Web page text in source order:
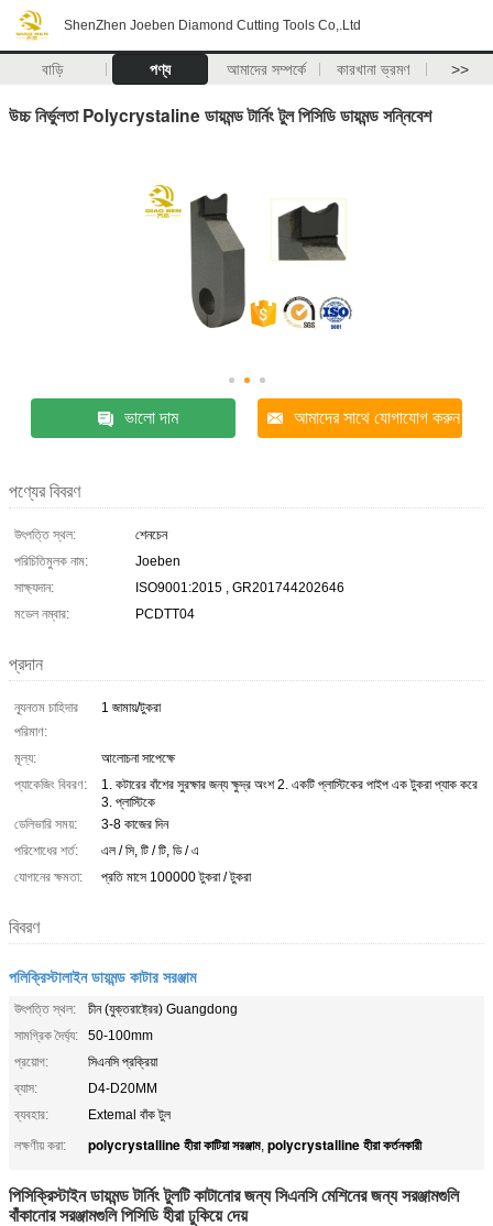
ShenZhen Joeben Diamond Cutting Tools Co,.Ltd
বাড়ি পণ্য আমাদের সম্পর্কে কারখানা ভ্রমণ >>
উচ্চ নির্ভুলতা Polycrystaline ডায়মন্ড টার্নিং টুল পিসিডি ডায়মন্ড সন্নিবেশ
ভালো দাম আমাদের সাথে যোগাযোগ করুন
পণ্যের বিবরণ
উৎপত্তি স্থল:
শেনচেন
পরিচিতিমুলক নাম:
Joeben
সাক্ষ্যদান:
ISO9001:2015 , GR201744202646
মডেল নম্বার:
PCDTT04
প্রদান
ন্যূনতম চাহিদার
পরিমাণ:
1 জামায়/টুকরা
মূল্য:
আলোচনা সাপেক্ষে
প্যাকেজিং বিবরণ:
1. কটারের বাঁশের সুরক্ষার জন্য ক্ষুদ্র অংশ 2. একটি প্লাস্টিকের পাইপ এক টুকরা প্যাক করে
3. প্লাস্টিকে
ডেলিভারি সময়:
3-8 কাজের দিন
পরিশোধের শর্ত:
এল / সি, টি / টি, ডি / এ
যোগানের ক্ষমতা:
প্রতি মাসে 100000 টুকরা / টুকরা
বিবরণ
পলিক্রিস্টালাইন ডায়মন্ড কাটার সরঞ্জাম
উৎপত্তি স্থল:
চীন (যুক্তরাষ্ট্রের) Guangdong
সামগ্রিক দৈর্ঘ্য:
50-100mm
প্রয়োগ:
সিএনসি প্রক্রিয়া
ব্যাস:
D4-D20MM
ব্যবহার:
Extemal বাঁক টুল
লক্ষণীয় করা:
polycrystalline হীরা কাটিয়া সরঞ্জাম, polycrystalline হীরা কর্তনকারী
পিসিক্রিস্টাইন ডায়মন্ড টার্নিং টুলটি কাটানোর জন্য সিএনসি মেশিনের জন্য সরঞ্জামগুলি
বাঁকানোর সরঞ্জামগুলি পিসিডি হীরা ঢুকিয়ে দেয়